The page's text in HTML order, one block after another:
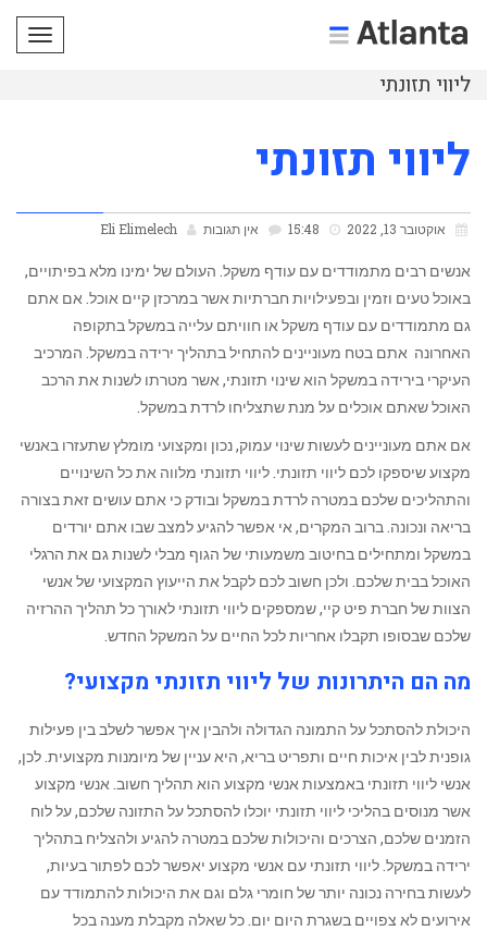
ליווי תזונתי
ליווי תזונתי
אוקטובר 13, 2022 אין תגובות Eli Elimelech
אנשים רבים מתמודדים עם עודף משקל. העולם של ימינו מלא בפיתויים,
באוכל טעים וזמין ובפעילויות חברתיות אשר במרכזן קיים אוכל. אם אתם
גם מתמודדים עם עודף משקל או חוויתם עלייה במשקל בתקופה
האחרונה אתם בטח מעוניינים להתחיל בתהליך ירידה במשקל. המרכיב
העיקרי בירידה במשקל הוא שינוי תזונתי, אשר מטרתו לשנות את הרכב
האוכל שאתם אוכלים על מנת שתצליחו לרדת במשקל.
אם אתם מעוניינים לעשות שינוי עמוק, נכון ומקצועי מומלץ שתעזרו באנשי
מקצוע שיספקו לכם ליווי תזונתי. ליווי תזונתי מלווה את כל השינויים
והתהליכים שלכם במטרה לרדת במשקל ובודק כי אתם עושים זאת בצורה
בריאה ונכונה. ברוב המקרים, אי אפשר להגיע למצב שבו אתם יורדים
במשקל ומתחילים בחיטוב משמעותי של הגוף ‏מבלי לשנות גם את הרגלי
האוכל בבית שלכם. ולכן חשוב לכם לקבל את הייעוץ המקצועי של אנשי
הצוות של חברת פיט קיי, שמספקים ליווי תזונתי לאורך כל תהליך ההרזיה
שלכם שבסופו תקבלו אחריות לכל החיים על המשקל החדש.
מה הם היתרונות של ליווי תזונתי מקצועי?
היכולת ‏להסתכל על התמונה הגדולה ולהבין איך אפשר לשלב בין פעילות
גופנית לבין איכות חיים ותפריט בריא, היא עניין של מיומנות מקצועית. לכן,
אנשי ליווי תזונתי באמצעות אנשי מקצוע הוא תהליך חשוב. אנשי מקצוע
אשר מנוסים בהליכי ליווי תזונתי יוכלו להסתכל על התזונה שלכם, על לוח
הזמנים שלכם, הצרכים והיכולות שלכם במטרה להגיע ולהצליח בתהליך
ירידה במשקל. ליווי תזונתי עם אנשי מקצוע יאפשר לכם לפתור בעיות,
לעשות בחירה נכונה יותר של חומרי גלם וגם את היכולות להתמודד עם
אירועים לא צפויים בשגרת היום יום. כל שאלה מקבלת מענה בכל